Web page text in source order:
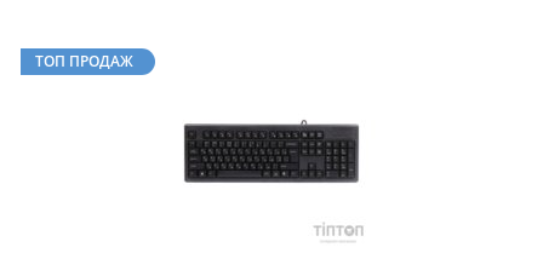
ТОП ПРОДАЖ